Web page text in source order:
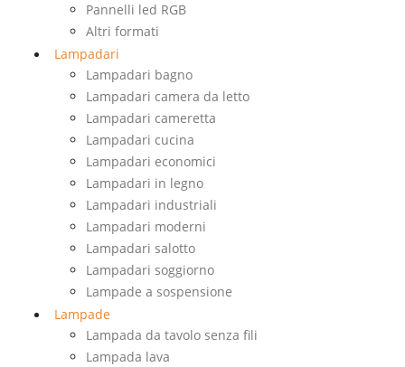
Pannelli led RGB
Altri formati
Lampadari
Lampadari bagno
Lampadari camera da letto
Lampadari cameretta
Lampadari cucina
Lampadari economici
Lampadari in legno
Lampadari industriali
Lampadari moderni
Lampadari salotto
Lampadari soggiorno
Lampade a sospensione
Lampade
Lampada da tavolo senza fili
Lampada lava